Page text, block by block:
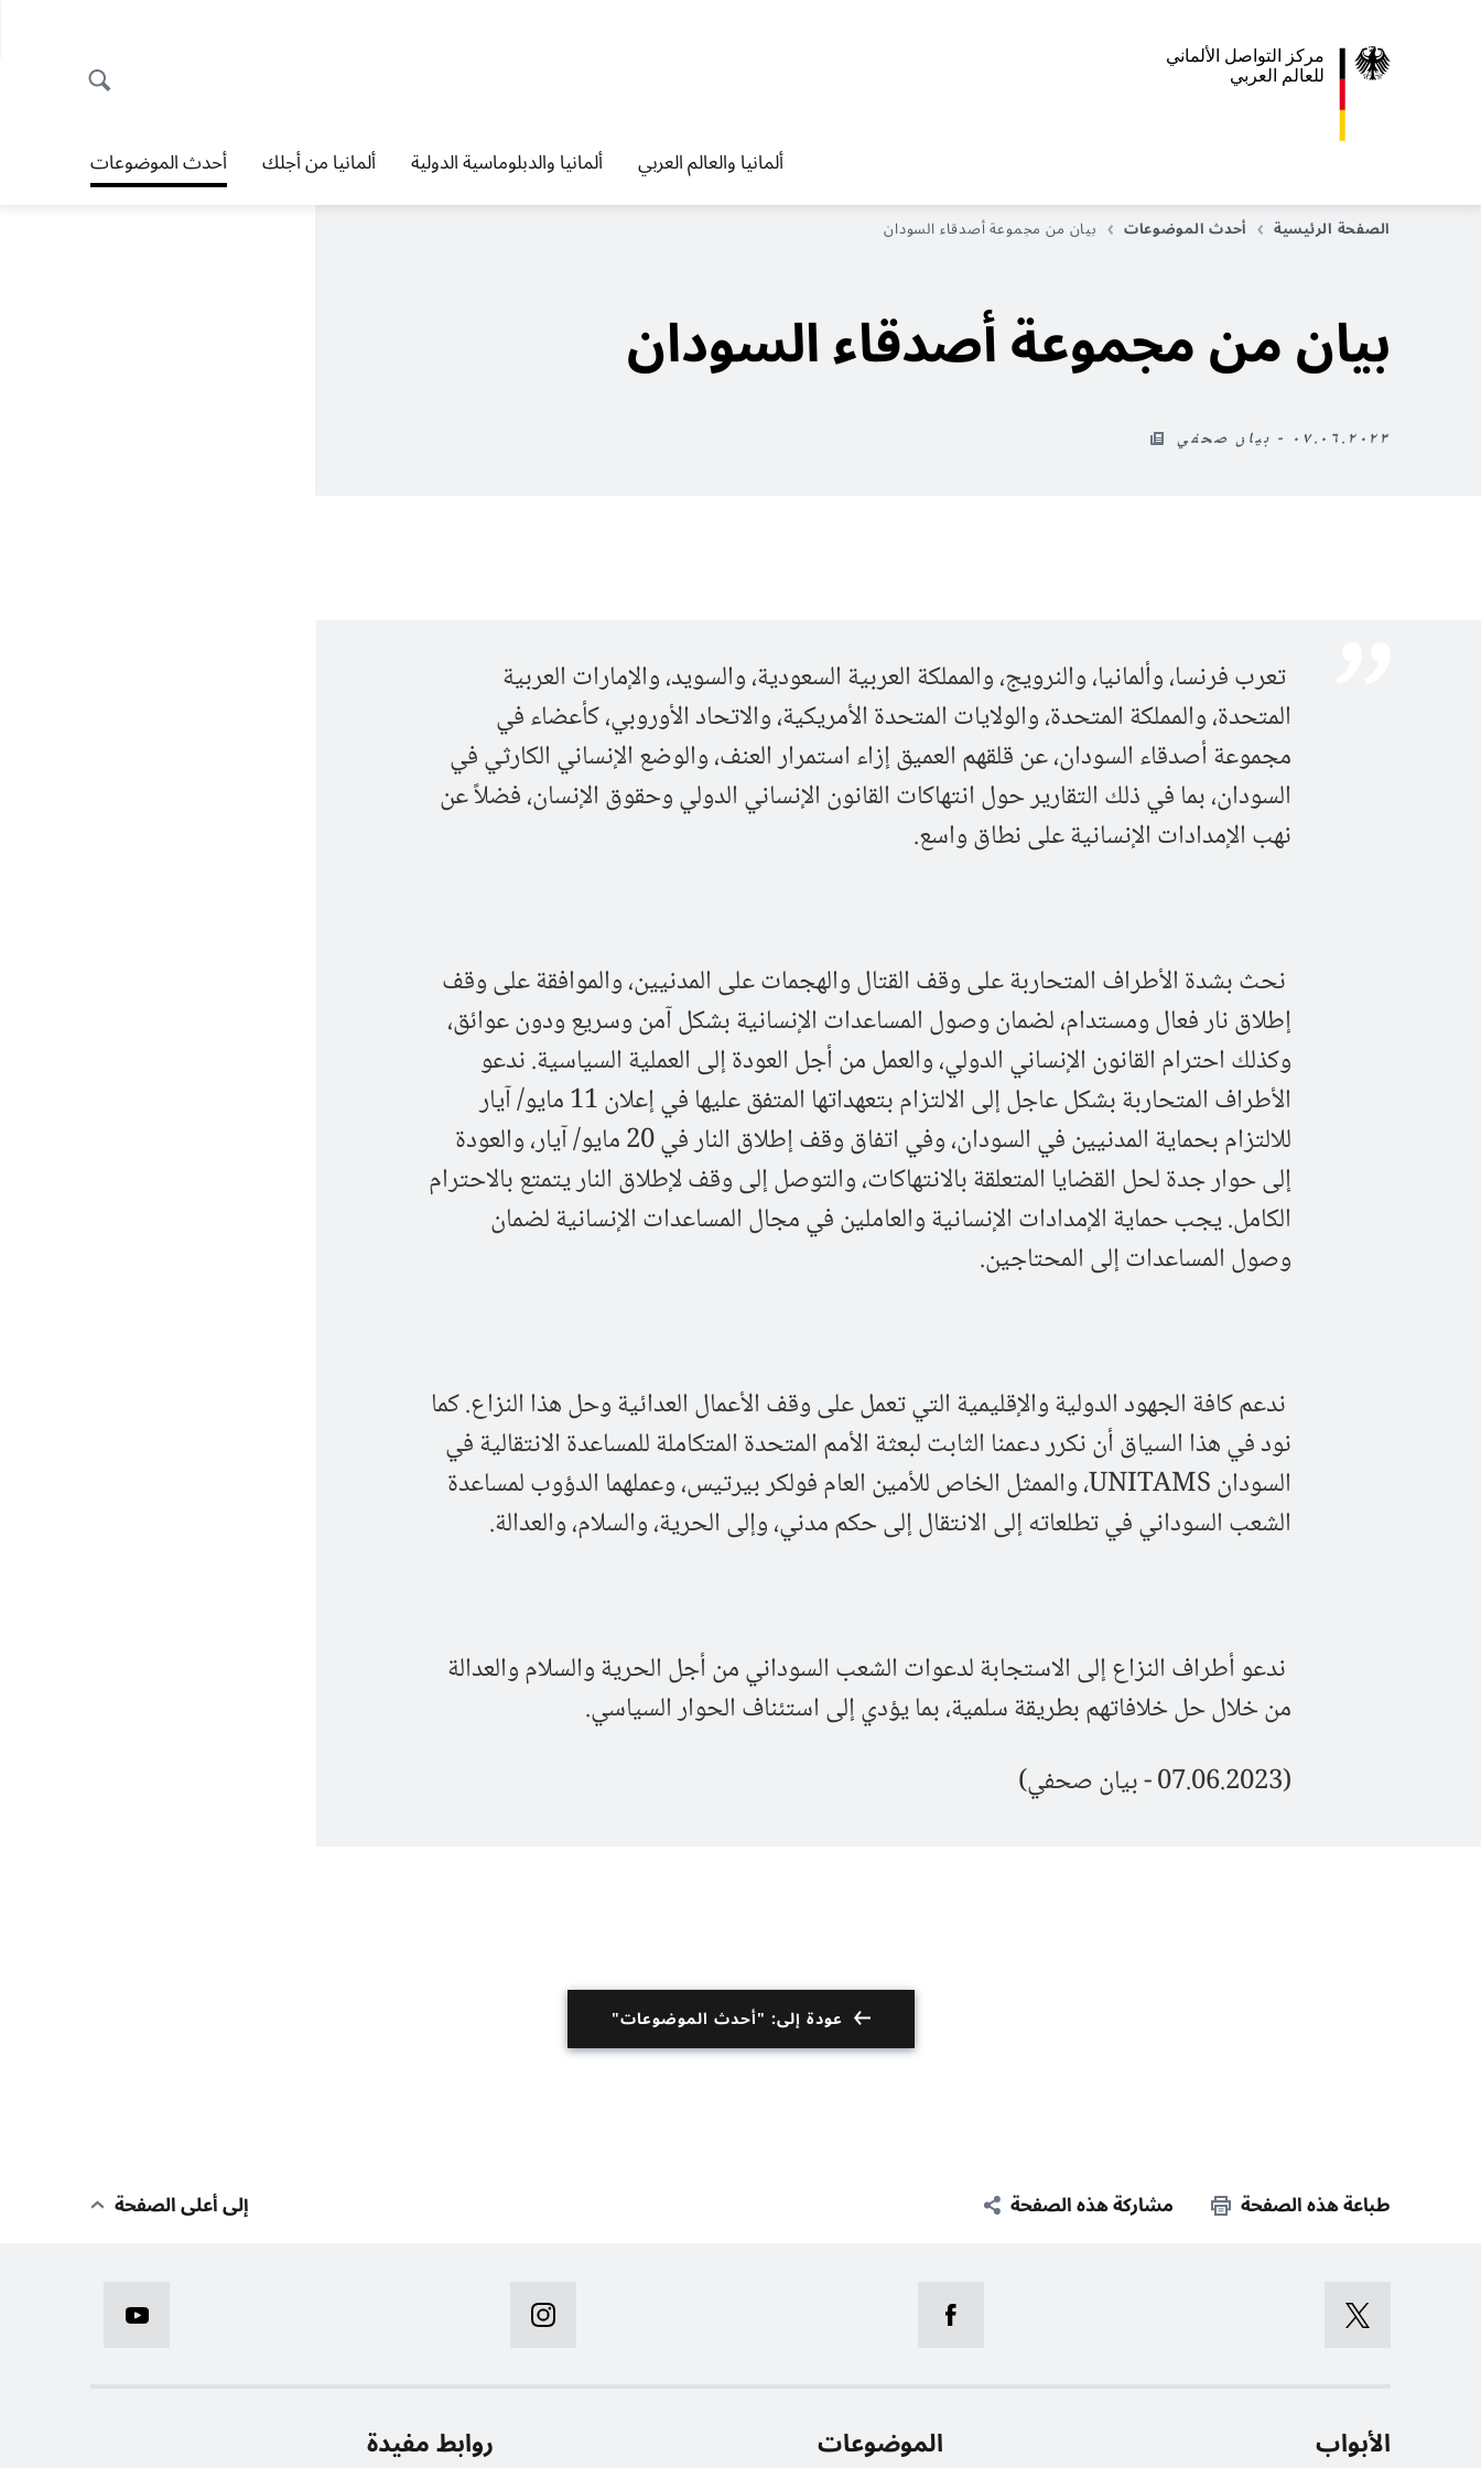
مركز التواصل الألماني
للعالم العربي
ألمانيا والعالم العربي ألمانيا والدبلوماسية الدولية ألمانيا من أجلك أحدث الموضوعات
الصفحة الرئيسية أحدث الموضوعات بيان من مجموعة أصدقاء السودان
بيان من مجموعة أصدقاء السودان
٠٧.٠٦.٢٠٢٣ - بيان صحفي
تعرب فرنسا، وألمانيا، والنرويج، والمملكة العربية السعودية، والسويد، والإمارات العربية
المتحدة، والمملكة المتحدة، والولايات المتحدة الأمريكية، والاتحاد الأوروبي، كأعضاء في
مجموعة أصدقاء السودان، عن قلقهم العميق إزاء استمرار العنف، والوضع الإنساني الكارثي في
السودان، بما في ذلك التقارير حول انتهاكات القانون الإنساني الدولي وحقوق الإنسان، فضلاً عن
نهب الإمدادات الإنسانية على نطاق واسع.
نحث بشدة الأطراف المتحاربة على وقف القتال والهجمات على المدنيين، والموافقة على وقف
إطلاق نار فعال ومستدام، لضمان وصول المساعدات الإنسانية بشكل آمن وسريع ودون عوائق،
وكذلك احترام القانون الإنساني الدولي، والعمل من أجل العودة إلى العملية السياسية. ندعو
الأطراف المتحاربة بشكل عاجل إلى الالتزام بتعهداتها المتفق عليها في إعلان 11 مايو/ آيار
للالتزام بحماية المدنيين في السودان، وفي اتفاق وقف إطلاق النار في 20 مايو/ آيار، والعودة
إلى حوار جدة لحل القضايا المتعلقة بالانتهاكات، والتوصل إلى وقف لإطلاق النار يتمتع بالاحترام
الكامل. يجب حماية الإمدادات الإنسانية والعاملين في مجال المساعدات الإنسانية لضمان
وصول المساعدات إلى المحتاجين.
ندعم كافة الجهود الدولية والإقليمية التي تعمل على وقف الأعمال العدائية وحل هذا النزاع. كما
نود في هذا السياق أن نكرر دعمنا الثابت لبعثة الأمم المتحدة المتكاملة للمساعدة الانتقالية في
السودان UNITAMS، والممثل الخاص للأمين العام فولكر بيرتيس، وعملهما الدؤوب لمساعدة
الشعب السوداني في تطلعاته إلى الانتقال إلى حكم مدني، وإلى الحرية، والسلام، والعدالة.
ندعو أطراف النزاع إلى الاستجابة لدعوات الشعب السوداني من أجل الحرية والسلام والعدالة
من خلال حل خلافاتهم بطريقة سلمية، بما يؤدي إلى استئناف الحوار السياسي.
(07.06.2023 - بيان صحفي)
عودة إلى: "أحدث الموضوعات"
طباعة هذه الصفحة مشاركة هذه الصفحة إلى أعلى الصفحة
الأبواب الموضوعات روابط مفيدة